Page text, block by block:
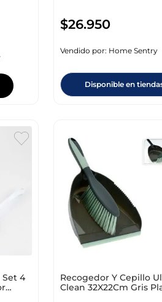
$26.950
Vendido por: Home Sentry
Disponible en
4
Recogedor Y Cepillo
Clean 32X22Cm Gris